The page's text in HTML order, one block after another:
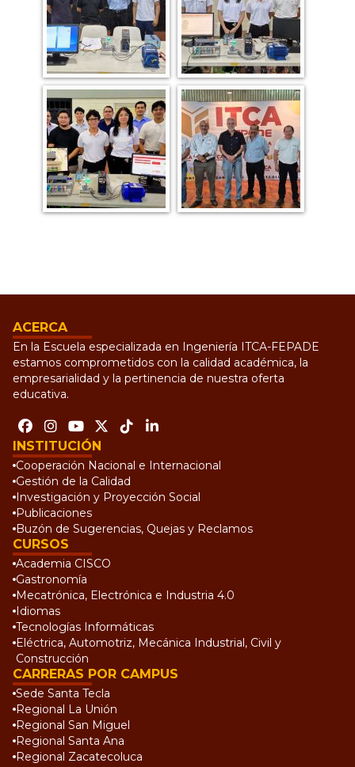
ACERCA
En la Escuela especializada en Ingeniería ITCA-FEPADE
estamos comprometidos con la calidad académica, la
empresarialidad y la pertinencia de nuestra oferta
educativa.
INSTITUCIÓN
Cooperación Nacional e Internacional
Gestión de la Calidad
Investigación y Proyección Social
Publicaciones
Buzón de Sugerencias, Quejas y Reclamos
CURSOS
Academia CISCO
Gastronomía
Mecatrónica, Electrónica e Industria 4.0
Idiomas
Tecnologías Informáticas
Eléctrica, Automotriz, Mecánica Industrial, Civil y
Construcción
CARRERAS POR CAMPUS
Sede Santa Tecla
Regional La Unión
Regional San Miguel
Regional Santa Ana
Regional Zacatecoluca